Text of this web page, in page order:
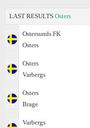
LAST RESULTS Osters
Ostersunds FK
Osters
Osters
Varbergs
Osters
Brage
Varbergs